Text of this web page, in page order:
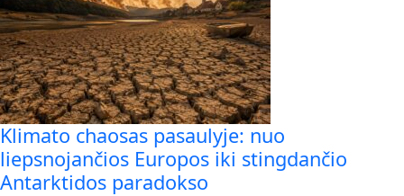
Klimato chaosas pasaulyje: nuo
liepsnojančios Europos iki stingdančio
Antarktidos paradokso